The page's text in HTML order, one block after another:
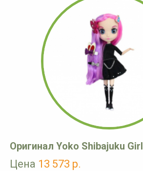
Оригинал Yoko Shibajuku Girl
Цена 13 573 р.